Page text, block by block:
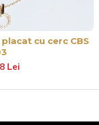
cu cerc CBS
Lei